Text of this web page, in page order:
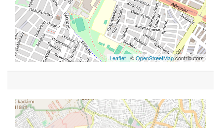
Leaflet | ©OpenStreetMapcontributors